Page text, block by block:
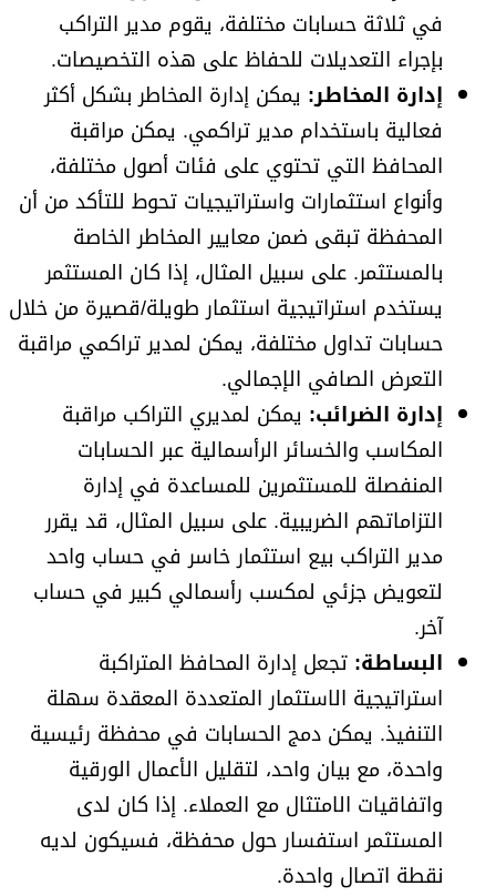
في ثلاثة حسابات مختلفة، يقوم مدير التراكب
بإجراء التعديلات للحفاظ على هذه التخصيصات.
إدارة المخاطر: يمكن إدارة المخاطر بشكل أكثر
فعالية باستخدام مدير تراكمي. يمكن مراقبة
المحافظ التي تحتوي على فئات أصول مختلفة،
وأنواع استثمارات واستراتيجيات تحوط للتأكد من أن
المحفظة تبقى ضمن معايير المخاطر الخاصة
بالمستثمر. على سبيل المثال، إذا كان المستثمر
يستخدم استراتيجية استثمار طويلة/قصيرة من خلال
حسابات تداول مختلفة، يمكن لمدير تراكمي مراقبة
التعرض الصافي الإجمالي.
إدارة الضرائب: يمكن لمديري التراكب مراقبة
المكاسب والخسائر الرأسمالية عبر الحسابات
المنفصلة للمستثمرين للمساعدة في إدارة
التزاماتهم الضريبية. على سبيل المثال، قد يقرر
مدير التراكب بيع استثمار خاسر في حساب واحد
لتعويض جزئي لمكسب رأسمالي كبير في حساب
آخر.
البساطة: تجعل إدارة المحافظ المتراكبة
استراتيجية الاستثمار المتعددة المعقدة سهلة
التنفيذ. يمكن دمج الحسابات في محفظة رئيسية
واحدة، مع بيان واحد، لتقليل الأعمال الورقية
واتفاقيات الامتثال مع العملاء. إذا كان لدى
المستثمر استفسار حول محفظة، فسيكون لديه
نقطة اتصال واحدة.